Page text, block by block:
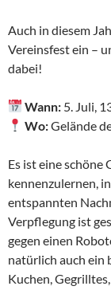
Auch in diesem
Vereinsfest ein –
dabei!
Wann: 5. Juli,
Wo:Gelände
Es ist eine schöne
kennenzulernen,
entspannten
Verpflegung ist
gegen einen
natürlich auch ein
Kuchen,